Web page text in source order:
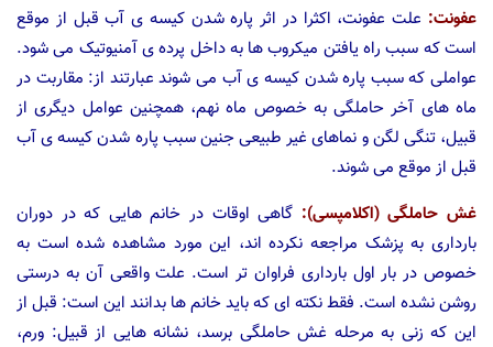
عفونت: علت عفونت، اکثرا در اثر پاره شدن کیسه ی آب قبل از موقع
است که سبب راه یافتن میکروب ها به داخل پرده ی آمنیوتیک می شود.
عواملی که سبب پاره شدن کیسه ی آب می شوند عبارتند از: مقاربت در
ماه های آخر حاملگی به خصوص ماه نهم، همچنین عوامل دیگری از
قبیل، تنگی لگن و نماهای غیر طبیعی جنین سبب پاره شدن کیسه ی آب
قبل از موقع می شوند.
غش حاملگی (اکلامپسی): گاهی اوقات در خانم هایی که در دوران
بارداری به پزشک مراجعه نکرده اند، این مورد مشاهده شده است به
خصوص در بار اول بارداری فراوان تر است. علت واقعی آن به درستی
روشن نشده است. فقط نکته ای که باید خانم ها بدانند این است: قبل از
این که زنی به مرحله غش حاملگی برسد، نشانه هایی از قبیل: ورم،